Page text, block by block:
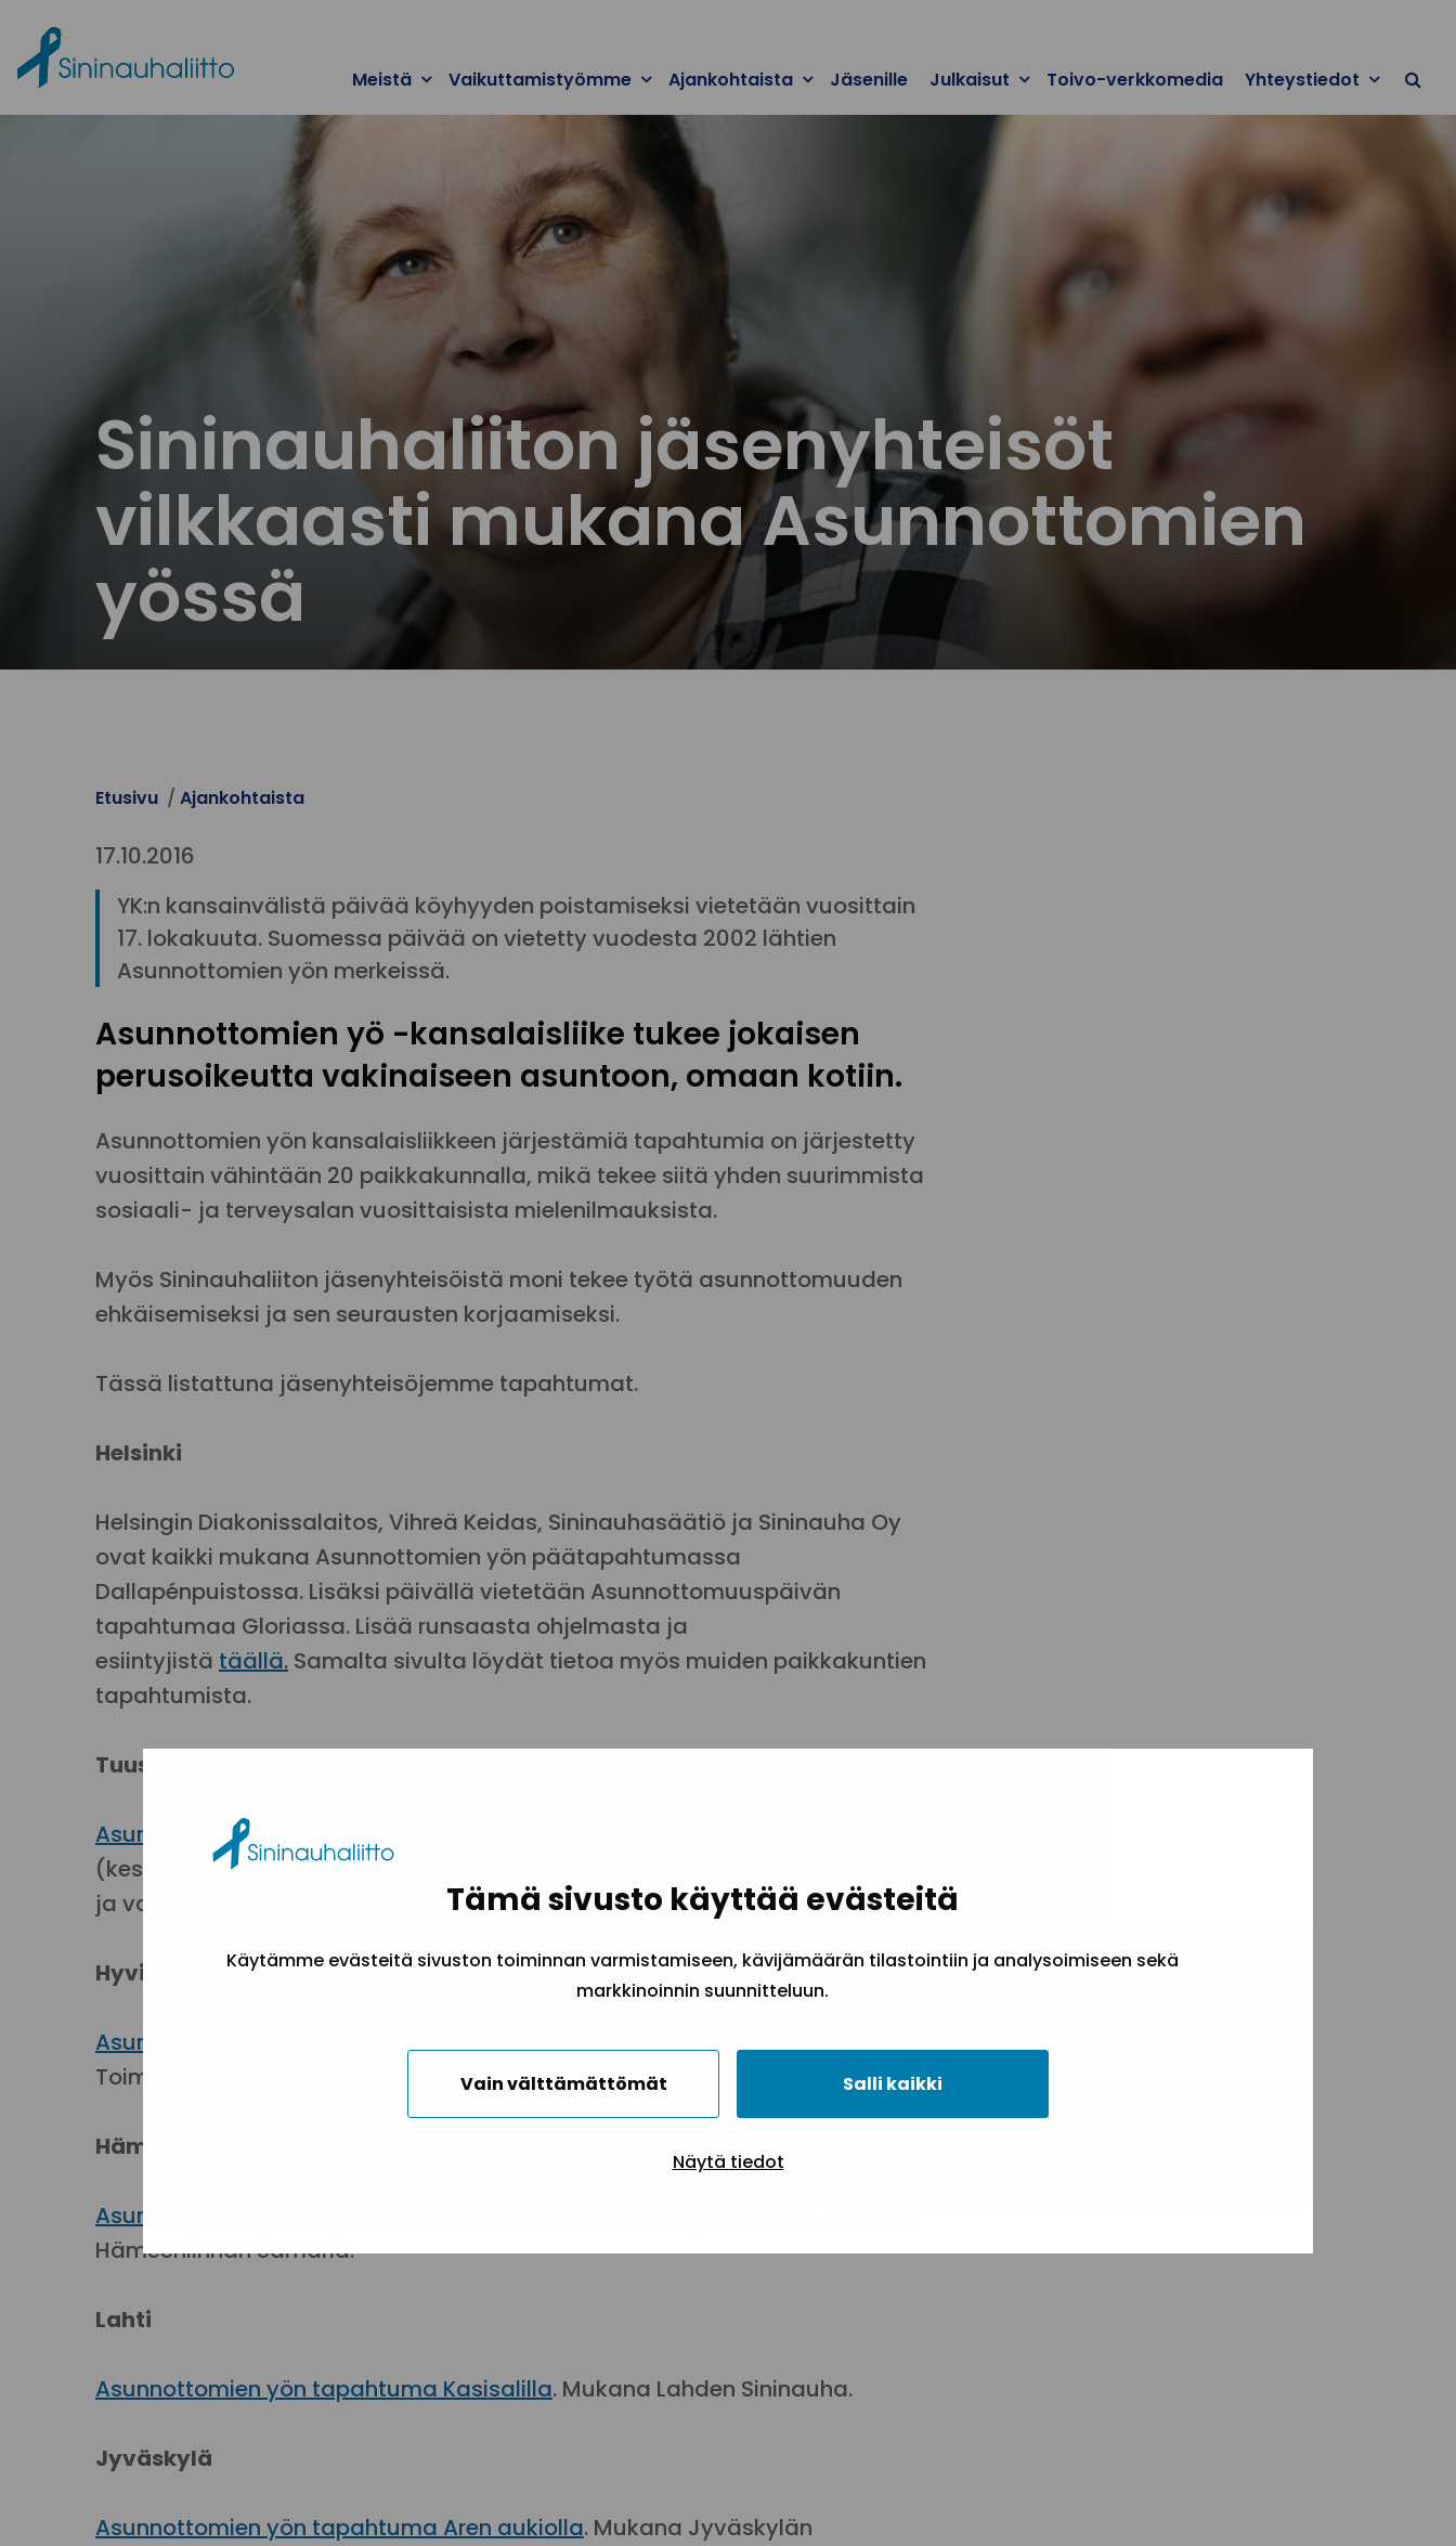
Tämä sivusto käyttää evästeitä
Käytämme evästeitä sivuston toiminnan varmistamiseen, kävijämäärän tilastointiin ja analysoimiseen sekä
markkinoinnin suunnitteluun.
Vain välttämättömät Salli kaikki
Näytä tiedot
Meistä Vaikuttamistyömme Ajankohtaista Jäsenille Julkaisut Toivo-verkkomedia Yhteystiedot
Sininauhaliiton jäsenyhteisöt
vilkkaasti mukana Asunnottomien
yössä
Etusivu Ajankohtaista
17.10.2016
YK:n kansainvälistä päivää köyhyyden poistamiseksi vietetään vuosittain
17. lokakuuta. Suomessa päivää on vietetty vuodesta 2002 lähtien
Asunnottomien yön merkeissä.
Asunnottomien yö -kansalaisliike tukee jokaisen
perusoikeutta vakinaiseen asuntoon, omaan kotiin.
Asunnottomien yön kansalaisliikkeen järjestämiä tapahtumia on järjestetty
vuosittain vähintään 20 paikkakunnalla, mikä tekee siitä yhden suurimmista
sosiaali- ja terveysalan vuosittaisista mielenilmauksista.
Myös Sininauhaliiton jäsenyhteisöistä moni tekee työtä asunnottomuuden
ehkäisemiseksi ja sen seurausten korjaamiseksi.
Tässä listattuna jäsenyhteisöjemme tapahtumat.
Helsinki
Helsingin Diakonissalaitos, Vihreä Keidas, Sininauhasäätiö ja Sininauha Oy
ovat kaikki mukana Asunnottomien yön päätapahtumassa
Dallapénpuistossa. Lisäksi päivällä vietetään Asunnottomuuspäivän
tapahtumaa Gloriassa. Lisää runsaasta ohjelmasta ja
esiintyjistä täällä. Samalta sivulta löydät tietoa myös muiden paikkakuntien
tapahtumista.
Tuusula
Asunnottomien yön tapahtuma Aunelassa
(kesk.), Mika Niikko (ps.) ja Pia Lohikoski (vas.), Pepe Ahlqvist, tarjolla ruokaa
ja vaatteita. Mukana Sininauha Oy ja Sininauhasäätiö.
Hyvinkää
Asunnottomien yön tapahtuma kirkonmäellä ja kirkossa. Mukana Hyvinkään
Toimari.
Hämeenlinna
Asunnottomien yön tapahtuma A-klinikkasäätiön Living Roomissa
Hämeenlinnan Samaria.
Lahti
Asunnottomien yön tapahtuma Kasisalilla. Mukana Lahden Sininauha.
Jyväskylä
Asunnottomien yön tapahtuma Aren aukiolla. Mukana Jyväskylän